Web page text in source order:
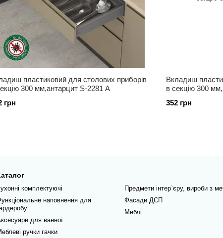
пластиковий для столових приборів
300 мм,антарцит S-2281 А
грн
Вкладиш
в секцію 300
352 грн
комплектуючі
наповнення для
для ванної
ручки гачки
Предмети інтер`єру, вироби з
Фасади ДСП
Меблі